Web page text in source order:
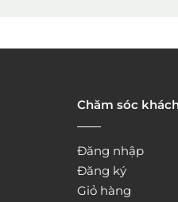
Chăm sóc
Đăng nhập
Đăng ký
Giỏ hàng